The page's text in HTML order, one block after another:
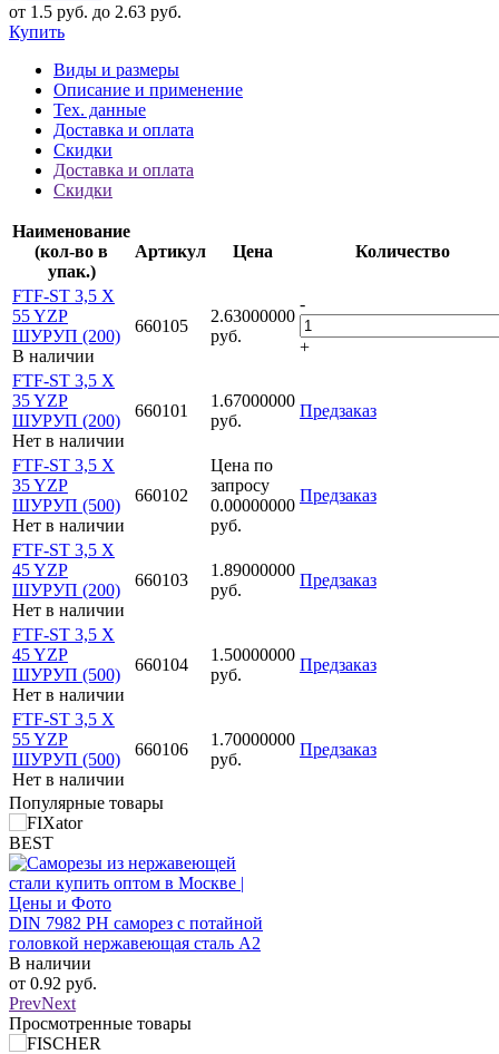
от 1.5 руб. до 2.63 руб.
Купить
Виды и размеры
Описание и применение
Тех. данные
Доставка и оплата
Скидки
Доставка и оплата
Скидки
Наименование
(кол-во в
упак.)
Артикул Цена Количество
FTF-ST 3,5 X
55 YZP
ШУРУП (200)
В наличии
660105
2.63000000
руб.
-
+
FTF-ST 3,5 X
35 YZP
ШУРУП (200)
Нет в наличии
660101
1.67000000
руб.
Предзаказ
FTF-ST 3,5 X
35 YZP
ШУРУП (500)
Нет в наличии
660102
Цена по
запросу
0.00000000
руб.
Предзаказ
FTF-ST 3,5 X
45 YZP
ШУРУП (200)
Нет в наличии
660103
1.89000000
руб.
Предзаказ
FTF-ST 3,5 X
45 YZP
ШУРУП (500)
Нет в наличии
660104
1.50000000
руб.
Предзаказ
FTF-ST 3,5 X
55 YZP
ШУРУП (500)
Нет в наличии
660106
1.70000000
руб.
Предзаказ
Популярные товары
BEST
DIN 7982 PH саморез с потайной
головкой нержавеющая сталь A2
В наличии
от 0.92 руб.
PrevNext
Просмотренные товары